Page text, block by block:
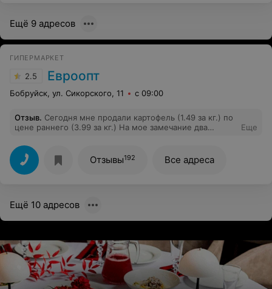
Ещё 9 адресов
ГИПЕРМАРКЕТ
2.5 Евроопт
Бобруйск, ул. Сикорского, 11 с 09:00
Отзыв. Сегодня мне продали картофель (1.49 за кг.) по
цене раннего (3.99 за кг.) На мое замечание два
что не обязаны следить за ценниками.
Еще
Отзывы192 Все адреса
Ещё 10 адресов